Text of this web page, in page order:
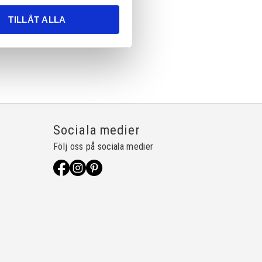
TILLÅT ALLA
Sociala medier
Följ oss på sociala medier